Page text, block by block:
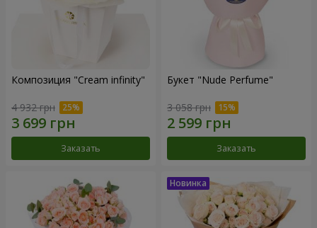
Композиция "Cream infinity"
4 932 грн
Заказать
Букет "Nude Perfume"
3 058 грн
Заказать